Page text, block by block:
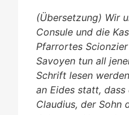
(Übersetzung) Wir
Consule und die
Pfarrortes
Savoyen tun all
Schrift lesen
an Eides statt,
Claudius, der Sohn